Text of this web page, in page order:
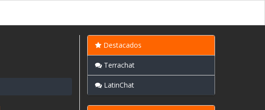
Destacados
Terrachat
LatinChat